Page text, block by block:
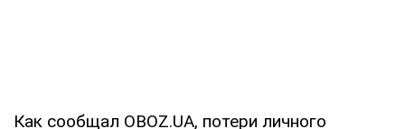
Как сообщал OBOZ.UA, потери личного